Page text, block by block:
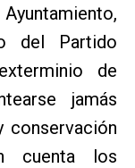
del Partido
de
jamás
conservación
cuenta los